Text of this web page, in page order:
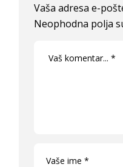
Vaša adresa e-
Neophodna polja